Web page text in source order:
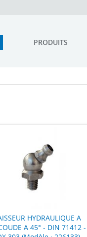
PRODUITS
HYDRAULIQUE A
A 45° - DIN 71412 -